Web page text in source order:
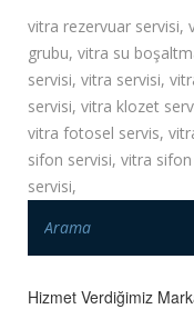
vitra rezervuar servisi,
grubu, vitra su
servisi, vitra servisi,
servisi, vitra klozet
vitra fotosel servis,
sifon servisi, vitra
servisi,
Hizmet Verdiğimiz